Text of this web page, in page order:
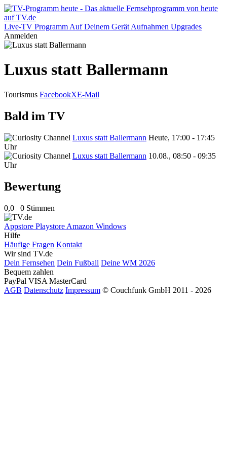
Live-TV Programm Auf Deinem Gerät Aufnahmen Upgrades
Anmelden
Luxus statt Ballermann
Tourismus FacebookXE-Mail
Bald im TV
Luxus statt Ballermann Heute, 17:00 - 17:45
Uhr
Luxus statt Ballermann 10.08., 08:50 - 09:35
Uhr
Bewertung
0,0 0 Stimmen
Appstore Playstore Amazon Windows
Hilfe
Häufige Fragen Kontakt
Wir sind TV.de
Dein Fernsehen Dein Fußball Deine WM 2026
Bequem zahlen
PayPal VISA MasterCard
AGB Datenschutz Impressum © Couchfunk GmbH 2011 - 2026